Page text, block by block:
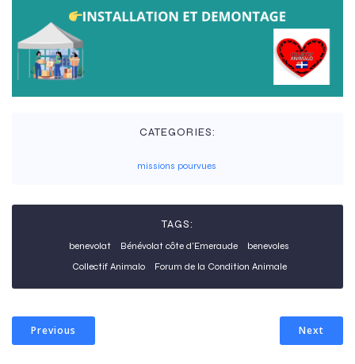
CATEGORIES:
missions pourvues
TAGS:
benevolat Bénévolat côte d'Emeraude
benevoles
Collectif Animalo
Forum de la Condition Animale
Previous Next